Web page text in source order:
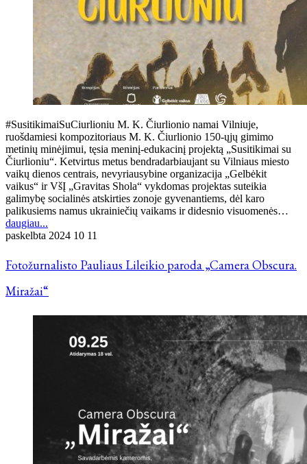
#SusitikimaiSuCiurlioniu M. K. Čiurlionio namai Vilniuje,
ruošdamiesi kompozitoriaus M. K. Čiurlionio 150-ųjų gimimo
metinių minėjimui, tęsia meninį-edukacinį projektą „Susitikimai su
Čiurlioniu“. Ketvirtus metus bendradarbiaujant su Vilniaus miesto
vaikų dienos centrais, nevyriausybine organizacija „Gelbėkit
vaikus“ ir VšĮ „Gravitas Shola“ vykdomas projektas suteikia
galimybę socialinės atskirties zonoje gyvenantiems, dėl karo
palikusiems namus ukrainiečių vaikams ir didesnio visuomenės…
daugiau...
paskelbta 2024 10 11
Fotožurnalisto Pauliaus Lileikio paroda „Camera Obscura.
Miražai“